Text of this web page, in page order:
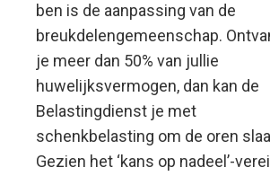
ben is de aanpassing van de
breukdelengemeenschap.
je meer dan 50% van jullie
huwelijksvermogen, dan kan de
Belastingdienst je met
schenkbelasting om de oren
Gezien het ‘kans op nadeel’-